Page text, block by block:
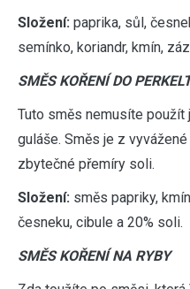
Složení: paprika, sůl,
semínko, koriandr, kmín,
SMĚS KOŘENÍ DO
Tuto směs nemusíte použít
guláše. Směs je z
zbytečné přemíry soli.
Složení: směs papriky,
česneku, cibule a 20% soli.
SMĚS KOŘENÍ NA RYBY